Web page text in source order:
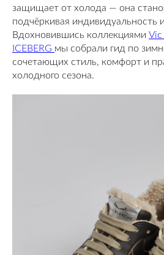
защищает от холода — она
подчёркивая индивидуальность
Вдохновившись коллекциями
ICEBERG мы собрали гид по
сочетающих стиль, комфорт и
холодного сезона.